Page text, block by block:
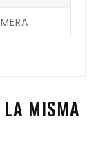
LA MISMA